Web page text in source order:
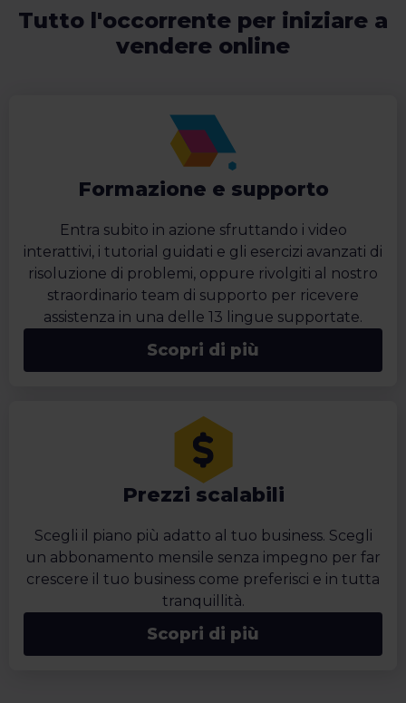
Tutto l'occorrente per iniziare a
vendere online
Formazione e supporto
Entra subito in azione sfruttando i video
interattivi, i tutorial guidati e gli esercizi avanzati di
risoluzione di problemi, oppure rivolgiti al nostro
straordinario team di supporto per ricevere
assistenza in una delle 13 lingue supportate.
Scopri di più
Prezzi scalabili
Scegli il piano più adatto al tuo business. Scegli
un abbonamento mensile senza impegno per far
crescere il tuo business come preferisci e in tutta
tranquillità.
Scopri di più